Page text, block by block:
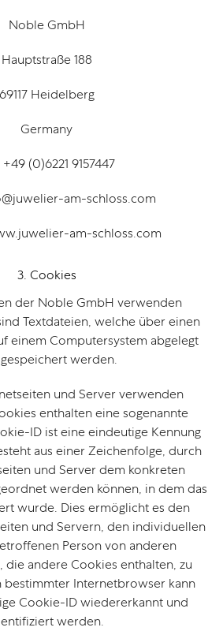
Noble GmbH
Hauptstraße 188
69117 Heidelberg
Germany
+49 (0)6221 9157447
am-schloss.com
am-schloss.com
3. Cookies
der Noble GmbH verwenden
Textdateien, welche über einen
einem Computersystem abgelegt
werden.
und Server verwenden
enthalten eine sogenannte
ID ist eine eindeutige Kennung
aus einer Zeichenfolge, durch
und Server dem konkreten
werden können, in dem das
wurde. Dies ermöglicht es den
und Servern, den individuellen
Person von anderen
andere Cookies enthalten, zu
bestimmter Internetbrowser kann
Cookie-ID wiedererkannt und
werden.